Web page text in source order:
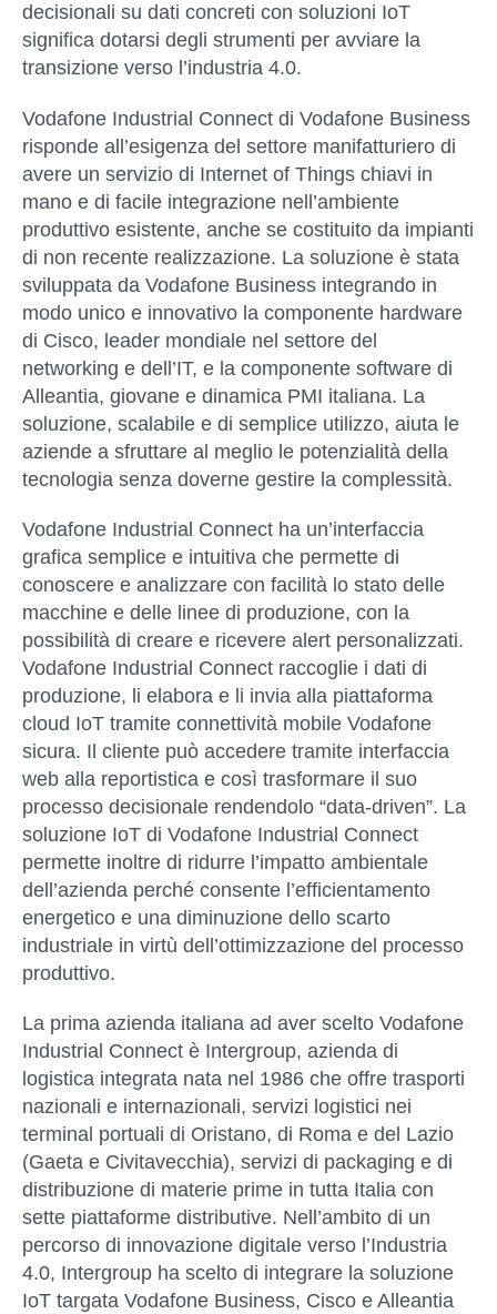
decisionali su dati concreti con soluzioni IoT
significa dotarsi degli strumenti per avviare la
transizione verso l’industria 4.0.
Vodafone Industrial Connect di Vodafone Business
risponde all’esigenza del settore manifatturiero di
avere un servizio di Internet of Things chiavi in
mano e di facile integrazione nell’ambiente
produttivo esistente, anche se costituito da impianti
di non recente realizzazione. La soluzione è stata
sviluppata da Vodafone Business integrando in
modo unico e innovativo la componente hardware
di Cisco, leader mondiale nel settore del
networking e dell’IT, e la componente software di
Alleantia, giovane e dinamica PMI italiana. La
soluzione, scalabile e di semplice utilizzo, aiuta le
aziende a sfruttare al meglio le potenzialità della
tecnologia senza doverne gestire la complessità.
Vodafone Industrial Connect ha un’interfaccia
grafica semplice e intuitiva che permette di
conoscere e analizzare con facilità lo stato delle
macchine e delle linee di produzione, con la
possibilità di creare e ricevere alert personalizzati.
Vodafone Industrial Connect raccoglie i dati di
produzione, li elabora e li invia alla piattaforma
cloud IoT tramite connettività mobile Vodafone
sicura. Il cliente può accedere tramite interfaccia
web alla reportistica e così trasformare il suo
processo decisionale rendendolo “data-driven”. La
soluzione IoT di Vodafone Industrial Connect
permette inoltre di ridurre l’impatto ambientale
dell’azienda perché consente l’efficientamento
energetico e una diminuzione dello scarto
industriale in virtù dell’ottimizzazione del processo
produttivo.
La prima azienda italiana ad aver scelto Vodafone
Industrial Connect è Intergroup, azienda di
logistica integrata nata nel 1986 che offre trasporti
nazionali e internazionali, servizi logistici nei
terminal portuali di Oristano, di Roma e del Lazio
(Gaeta e Civitavecchia), servizi di packaging e di
distribuzione di materie prime in tutta Italia con
sette piattaforme distributive. Nell’ambito di un
percorso di innovazione digitale verso l’Industria
4.0, Intergroup ha scelto di integrare la soluzione
IoT targata Vodafone Business, Cisco e Alleantia